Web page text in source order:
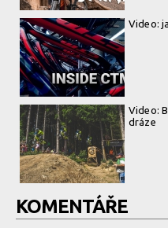
Video:
Video:
dráze
KOMENTÁŘE